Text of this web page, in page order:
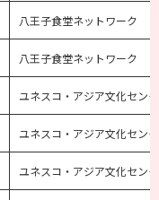
八王子食堂ネットワーク
八王子食堂ネットワーク
ユネスコ・アジア文化セン
ユネスコ・アジア文化セン
ユネスコ・アジア文化セン